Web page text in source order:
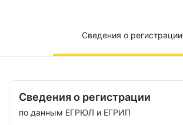
Сведения о регистрации
Сведения о регистрации
по данным ЕГРЮЛ и ЕГРИП